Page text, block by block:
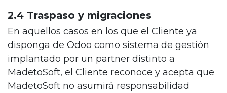
2.4 Traspaso y migraciones
En aquellos casos en los que el Cliente ya
disponga de Odoo como sistema de gestión
implantado por un partner distinto a
MadetoSoft, el Cliente reconoce y acepta que
MadetoSoft no asumirá responsabilidad